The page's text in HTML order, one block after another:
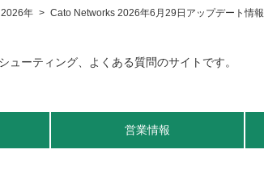
2026年 > Cato Networks 2026年6月29日アップデート情報
営業情報